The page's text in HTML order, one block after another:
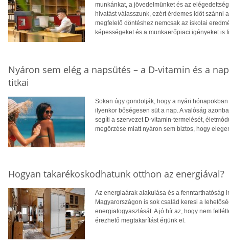
munkánkat, a jövedelmünket és az
hivatást válasszunk, ezért érdemes időt szánni
megfelelő döntéshez nemcsak az iskolai
képességeket és a munkaerőpiaci igényeket is
Nyáron sem elég a napsütés – a D-vitamin és a
titkai
Sokan úgy gondolják, hogy a nyári
ilyenkor bőségesen süt a nap. A valóság
segíti a szervezet D-vitamin-termelését,
megőrzése miatt nyáron sem biztos, hogy
Hogyan takarékoskodhatunk otthon az energiával?
Az energiaárak alakulása és a fenntarthatóság
Magyarországon is sok család keresi a
energiafogyasztását. A jó hír az, hogy nem
érezhető megtakarítást érjünk el.